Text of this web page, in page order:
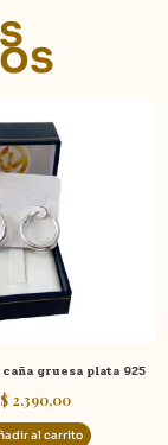
gruesa plata 925
$ 2.390,00
al carrito